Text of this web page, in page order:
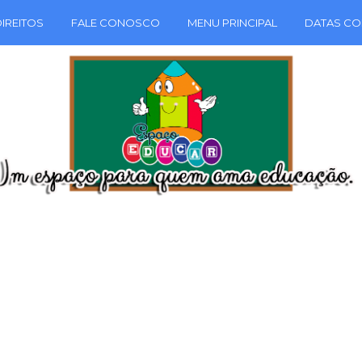
FALE CONOSCO MENU PRINCIPAL DATAS